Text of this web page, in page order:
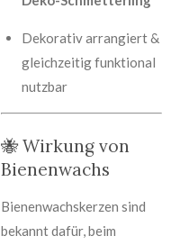
Dekorativ arrangiert &
gleichzeitig funktional
nutzbar
🐝 Wirkung von
Bienenwachs
Bienenwachskerzen sind
bekannt dafür, beim